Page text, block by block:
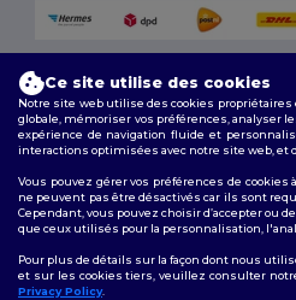
Conditions Générales|Politique de
Confidentialité
Suivez-nous
Ce site utilise des cookies
Notre site web utilise des cookies
globale, mémoriser vos préférences, analyser
expérience de navigation fluide et
interactions optimisées avec notre site web, et
Vous pouvez gérer vos préférences de
ne peuvent pas être désactivés car ils sont
Cependant, vous pouvez choisir d’accepter ou
que ceux utilisés pour la personnalisation,
Pour plus de détails sur la façon dont nous
et sur les cookies tiers, veuillez consulter
Privacy Policy.